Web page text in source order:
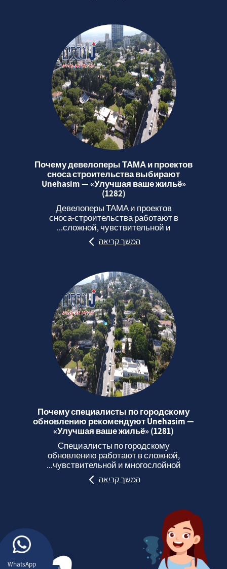
WhatsApp
Почему девелоперы ТАМА и проектов
сноса строительства выбирают
Unehasim — «Улучшая ваше жильё»
(1282)
Девелоперы ТАМА и проектов
сноса‑строительства работают в
сложной, чувствительной и...
המשך קריאה
Почему специалисты по городскому
обновлению рекомендуют Unehasim —
«Улучшая ваше жильё» (1281)
Специалисты по городскому
обновлению работают в сложной,
чувствительной и многослойной...
המשך קריאה